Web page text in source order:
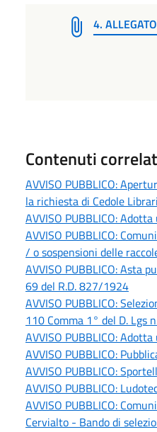
4.
Contenuti
AVVISO PUBBLICO:
la richiesta di Cedole
AVVISO PUBBLICO:
AVVISO PUBBLICO:
/ o sospensioni delle
AVVISO PUBBLICO: Asta
69 del R.D. 827/1924
AVVISO PUBBLICO:
110 Comma 1° del D. Lgs
AVVISO PUBBLICO:
AVVISO PUBBLICO:
AVVISO PUBBLICO:
AVVISO PUBBLICO:
AVVISO PUBBLICO:
Cervialto - Bando di